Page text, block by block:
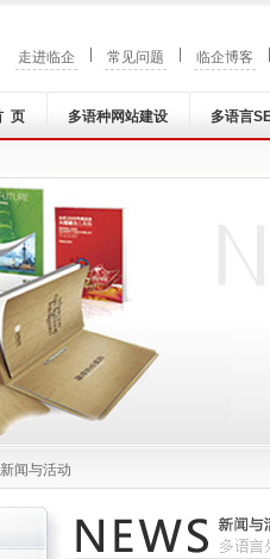
走进临企 常见问题 临企博客
页 多语种网站建设 多语言
闻与活动